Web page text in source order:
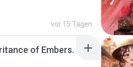
vor 15 Tagen
of Embers.